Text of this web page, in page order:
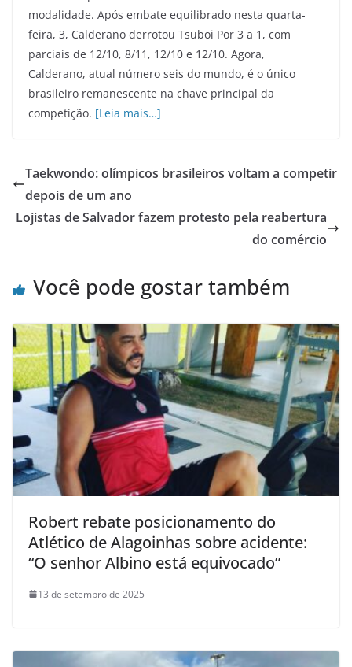
modalidade. Após embate equilibrado nesta quarta-
feira, 3, Calderano derrotou Tsuboi Por 3 a 1, com
parciais de 12/10, 8/11, 12/10 e 12/10. Agora,
Calderano, atual número seis do mundo, é o único
brasileiro remanescente na chave principal da
competição. [Leia mais…]
Taekwondo: olímpicos brasileiros voltam a competir
depois de um ano
Lojistas de Salvador fazem protesto pela reabertura
do comércio
Você pode gostar também
Robert rebate posicionamento do
Atlético de Alagoinhas sobre acidente:
“O senhor Albino está equivocado”
13 de setembro de 2025